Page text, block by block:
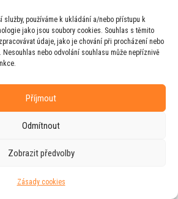
služby, používáme k ukládání a/nebo přístupu k
jako jsou soubory cookies. Souhlas s těmito
údaje, jako je chování při procházení nebo
Nesouhlas nebo odvolání souhlasu může nepříznivě
Příjmout
Odmítnout
Zobrazit předvolby
Zásady cookies
firmaRUDIve spolupráci s
ZEST BRAND.